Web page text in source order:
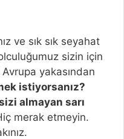
ve sık sık seyahat
sizin için
yakasından
istiyorsanız?
almayan sarı
merak etmeyin.